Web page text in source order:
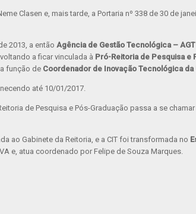
Clasen e, mais tarde, a Portaria nº 338 de 30 de
2013, a então Agência de Gestão Tecnológica – AGT
, voltando a ficar vinculada à Pró-Reitoria de Pesquisa e
função de Coordenador de Inovação Tecnológica da
até 10/01/2017.
de Pesquisa e Pós-Graduação passa a se chamar
ao Gabinete da Reitoria, e a CIT foi transformada no
e, atua coordenado por Felipe de Souza Marques.